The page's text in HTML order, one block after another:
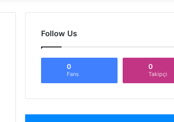
Follow Us
0
Fans
0
Takipçi